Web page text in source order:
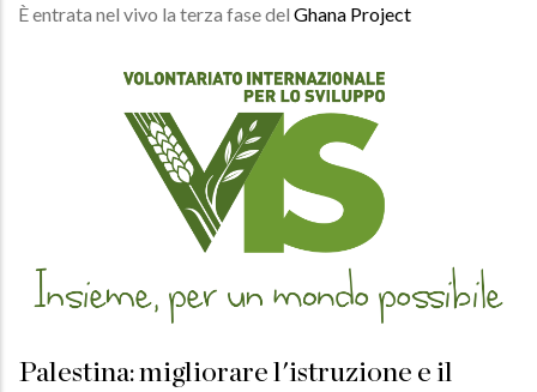
È entrata nel vivo la terza fase del Ghana Project
Palestina: migliorare l'istruzione e il